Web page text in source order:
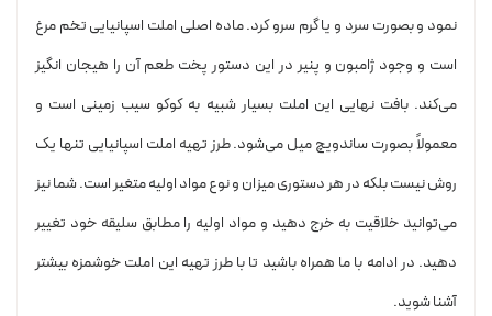
نمود و بصورت سرد و یا گرم سرو کرد. ماده اصلی املت اسپانیایی تخم مرغ
است و وجود ژامبون و پنیر در این دستور پخت طعم آن را هیجان انگیز
می‌کند. بافت نهایی این املت بسیار شبیه به کوکو سیب زمینی است و
معمولاً بصورت ساندویچ میل می‌شود. طرز تهیه املت اسپانیایی تنها یک
روش نیست بلکه در هر دستوری میزان و نوع مواد اولیه متغیر است. شما نیز
می‌توانید خلاقیت به خرج دهید و مواد اولیه را مطابق سلیقه خود تغییر
دهید. در ادامه با ما همراه باشید تا با طرز تهیه این املت خوشمزه بیشتر
آشنا شوید.